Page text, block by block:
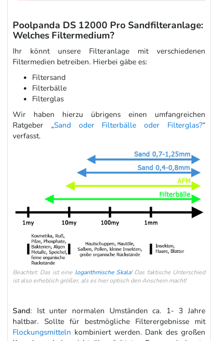
Poolpanda DS 12000 Pro Sandfilteranlage:
Welches Filtermedium?
Ihr könnt unsere Filteranlage mit verschiedenen
Filtermedien betreiben. Hierbei gäbe es:
Filtersand
Filterbälle
Filterglas
Wir haben hierzu übrigens einen umfangreichen
Ratgeber „Sand oder Filterbälle oder Filterglas?“
verfasst.
Beachtet: Das ist eine logarithmische Skala! Das faktische Unterschied
ist also erheblich größer, als es hier optisch den Anschein macht!
Sand: Ist unter normalen Umständen ca. 1- 3 Jahre
haltbar. Sollte für bestmögliche Filterergebnisse mit
Flockungsmitteln kombiniert werden. Dank des großen